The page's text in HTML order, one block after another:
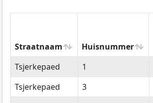
Straatnaam Huisnummer
Straatnaam
Huisnummer
Tsjerkepaed 1
Tsjerkepaed
3